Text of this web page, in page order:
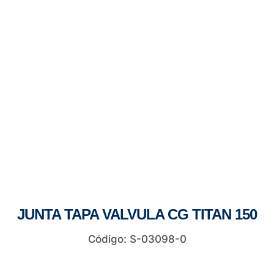
JUNTA TAPA VALVULA CG TITAN 150
Código: S-03098-0